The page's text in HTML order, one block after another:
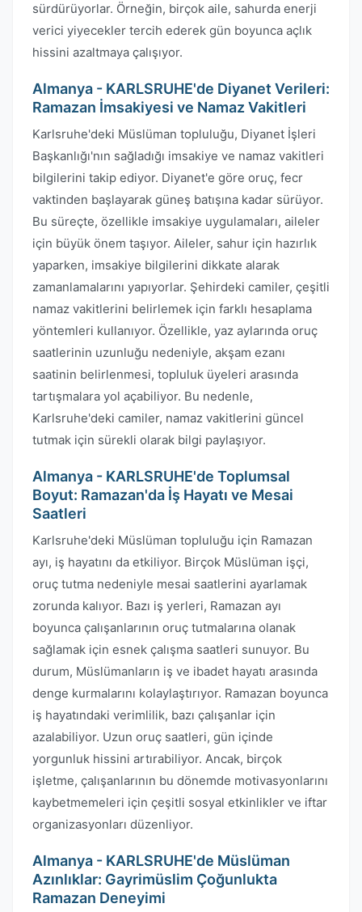
sürdürüyorlar. Örneğin, birçok aile, sahurda enerji
verici yiyecekler tercih ederek gün boyunca açlık
hissini azaltmaya çalışıyor.
Almanya - KARLSRUHE'de Diyanet Verileri:
Ramazan İmsakiyesi ve Namaz Vakitleri
Karlsruhe'deki Müslüman topluluğu, Diyanet İşleri
Başkanlığı'nın sağladığı imsakiye ve namaz vakitleri
bilgilerini takip ediyor. Diyanet'e göre oruç, fecr
vaktinden başlayarak güneş batışına kadar sürüyor.
Bu süreçte, özellikle imsakiye uygulamaları, aileler
için büyük önem taşıyor. Aileler, sahur için hazırlık
yaparken, imsakiye bilgilerini dikkate alarak
zamanlamalarını yapıyorlar. Şehirdeki camiler, çeşitli
namaz vakitlerini belirlemek için farklı hesaplama
yöntemleri kullanıyor. Özellikle, yaz aylarında oruç
saatlerinin uzunluğu nedeniyle, akşam ezanı
saatinin belirlenmesi, topluluk üyeleri arasında
tartışmalara yol açabiliyor. Bu nedenle,
Karlsruhe'deki camiler, namaz vakitlerini güncel
tutmak için sürekli olarak bilgi paylaşıyor.
Almanya - KARLSRUHE'de Toplumsal
Boyut: Ramazan'da İş Hayatı ve Mesai
Saatleri
Karlsruhe'deki Müslüman topluluğu için Ramazan
ayı, iş hayatını da etkiliyor. Birçok Müslüman işçi,
oruç tutma nedeniyle mesai saatlerini ayarlamak
zorunda kalıyor. Bazı iş yerleri, Ramazan ayı
boyunca çalışanlarının oruç tutmalarına olanak
sağlamak için esnek çalışma saatleri sunuyor. Bu
durum, Müslümanların iş ve ibadet hayatı arasında
denge kurmalarını kolaylaştırıyor. Ramazan boyunca
iş hayatındaki verimlilik, bazı çalışanlar için
azalabiliyor. Uzun oruç saatleri, gün içinde
yorgunluk hissini artırabiliyor. Ancak, birçok
işletme, çalışanlarının bu dönemde motivasyonlarını
kaybetmemeleri için çeşitli sosyal etkinlikler ve iftar
organizasyonları düzenliyor.
Almanya - KARLSRUHE'de Müslüman
Azınlıklar: Gayrimüslim Çoğunlukta
Ramazan Deneyimi